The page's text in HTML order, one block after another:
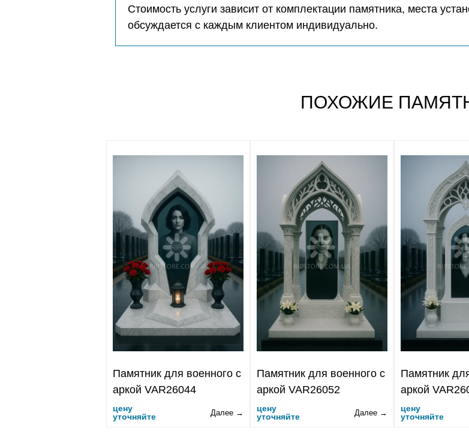
Стоимость услуги зависит от комплектации памятника, места
обсуждается с каждым клиентом индивидуально.
ПОХОЖИЕ
Памятник для военного с
аркой VAR26044
цену
уточняйте
Далее →
Памятник для военного с
аркой VAR26052
цену
уточняйте
Далее →
Памятник
аркой
цену
уточняйте